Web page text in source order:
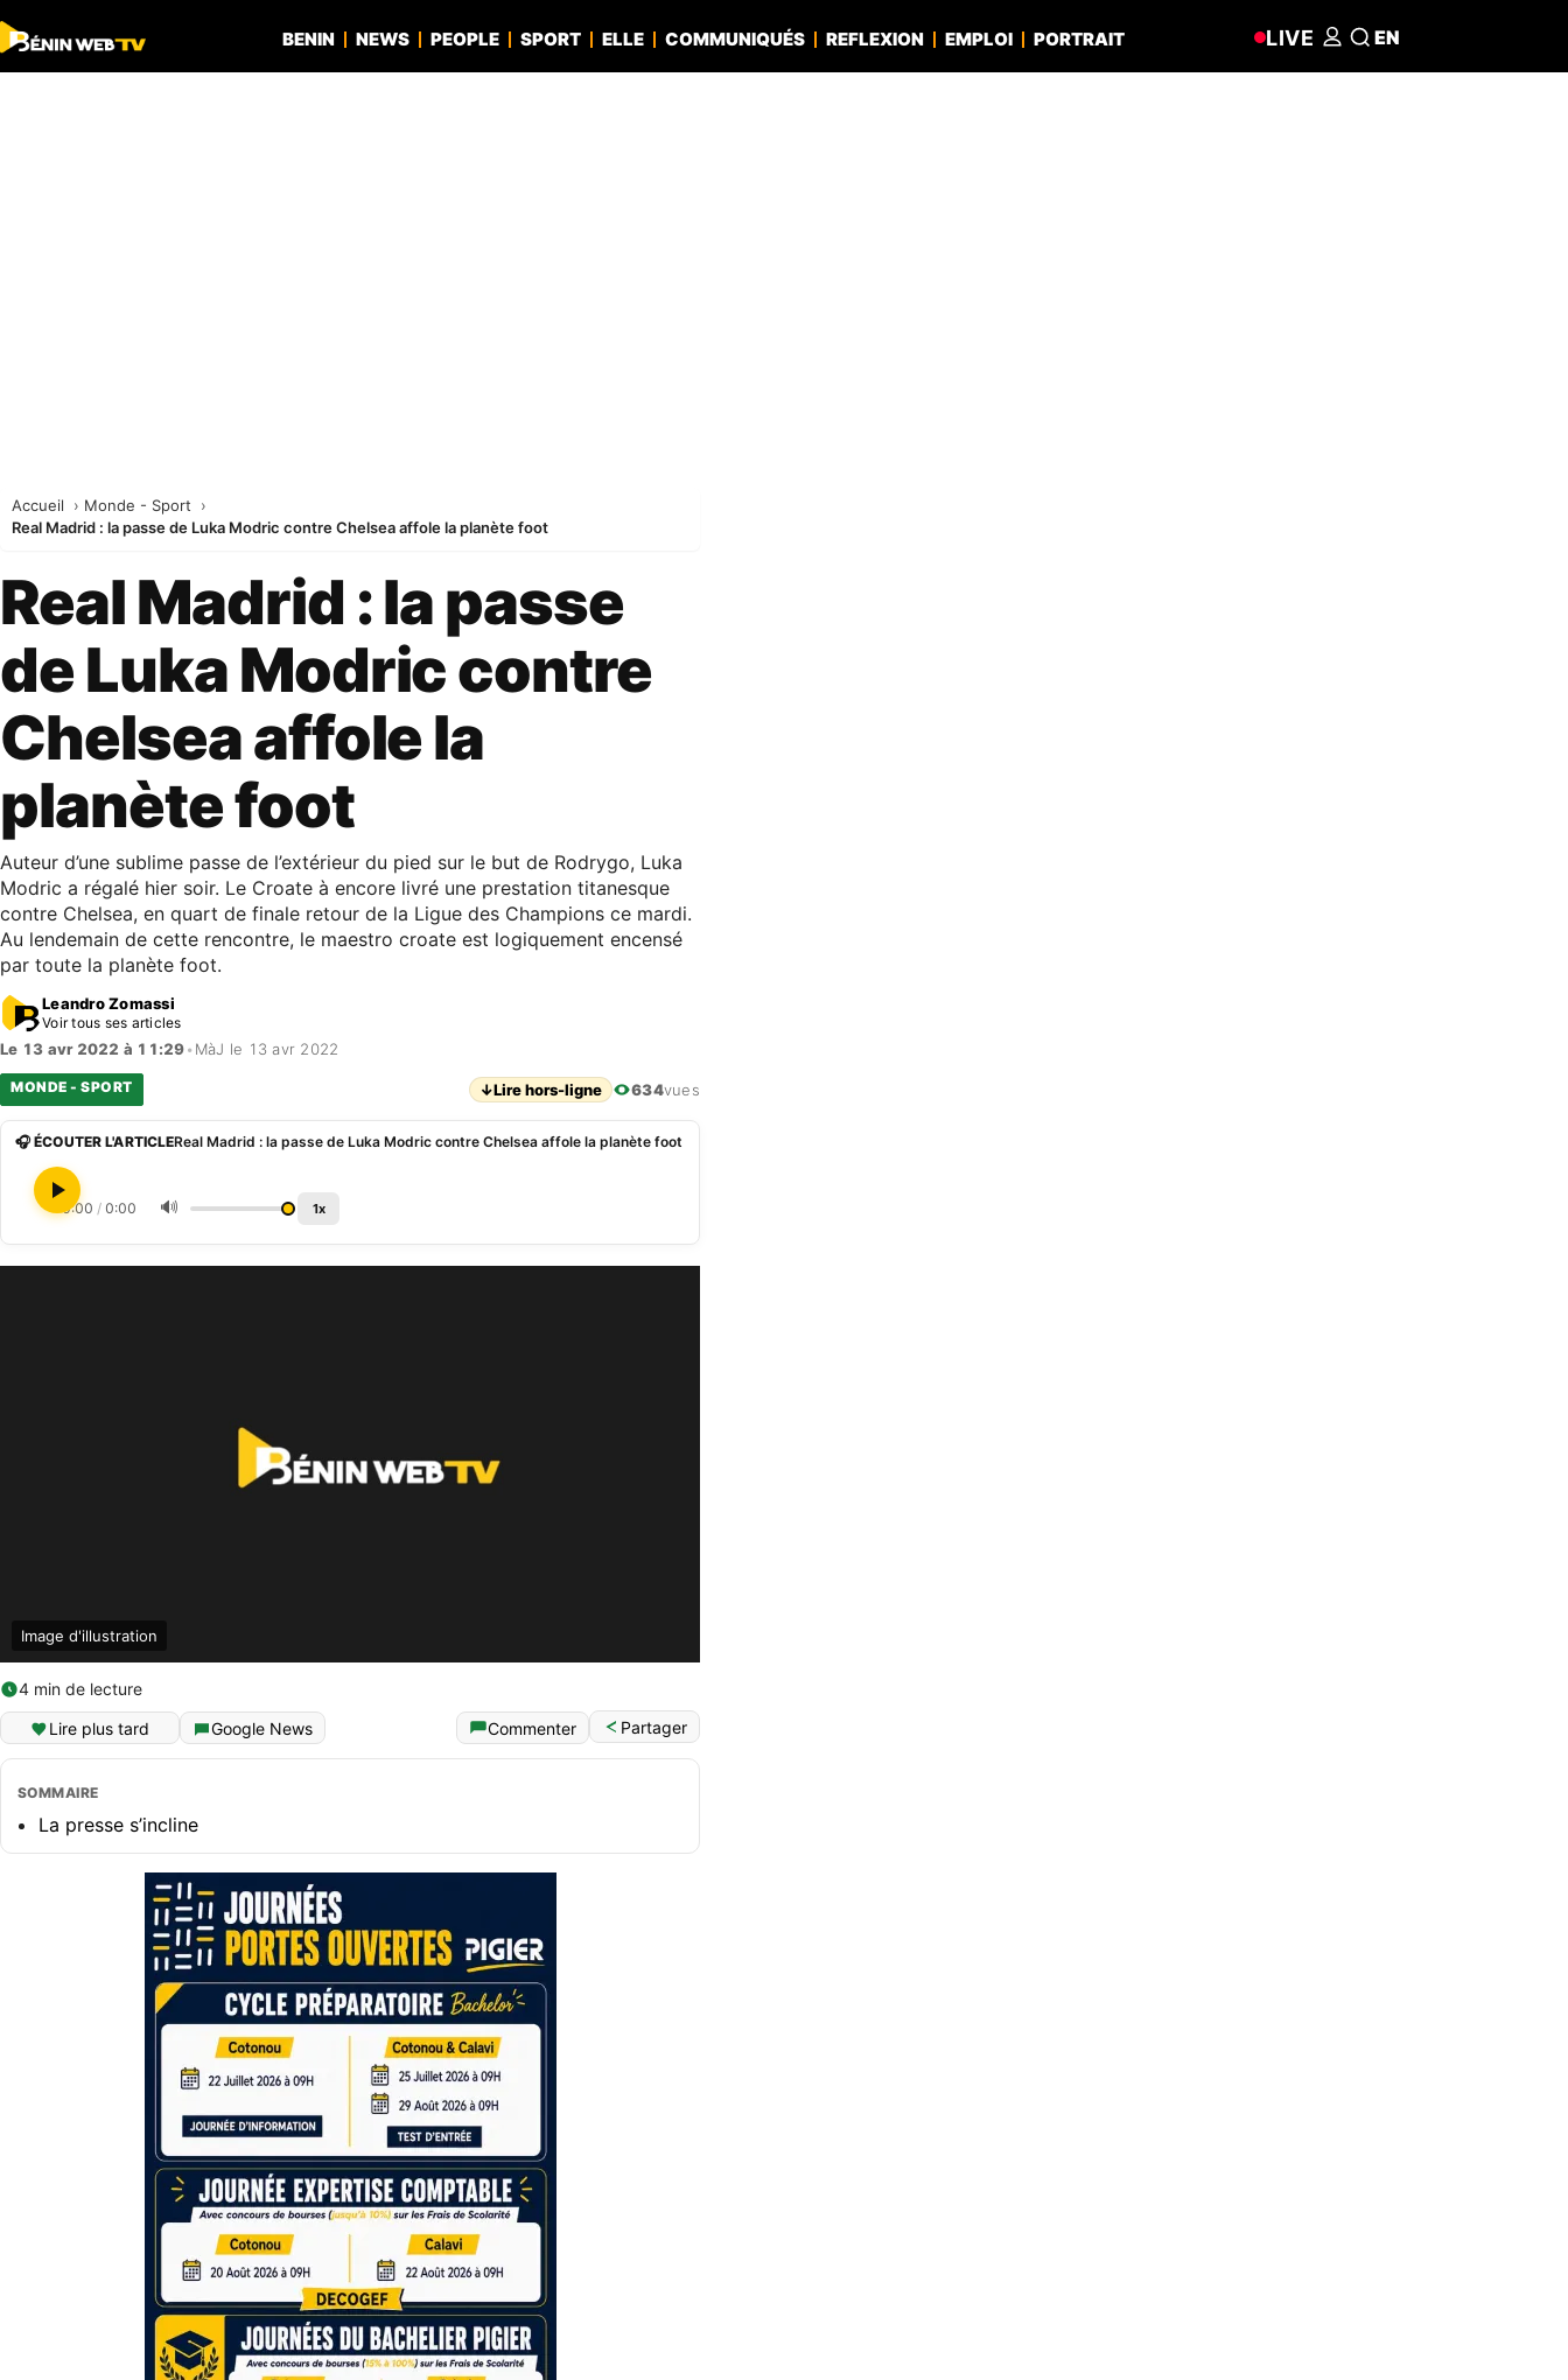
BENIN NEWS PEOPLE SPORT ELLE COMMUNIQUÉS REFLEXION EMPLOI PORTRAIT LIVE EN
Accueil
Monde - Sport
Real Madrid : la passe de Luka Modric contre Chelsea affole la planète foot
Real Madrid : la passe
de Luka Modric contre
Chelsea affole la
planète foot
Auteur d’une sublime passe de l’extérieur du pied sur le but de Rodrygo, Luka
Modric a régalé hier soir. Le Croate à encore livré une prestation titanesque
contre Chelsea, en quart de finale retour de la Ligue des Champions ce mardi.
Au lendemain de cette rencontre, le maestro croate est logiquement encensé
par toute la planète foot.
Leandro Zomassi
Voir tous ses articles
Le 13 avr 2022 à 11:29• MàJ le 13 avr 2022
MONDE - SPORT ↓Lire hors-ligne 634vues
🎧 ÉCOUTER L'ARTICLEReal Madrid : la passe de Luka Modric contre Chelsea affole la planète foot
0:00 / 0:00 🔊 1x
Image d'illustration
4 min de lecture
Lire plus tard
Google News Commenter Partager
SOMMAIRE
La presse s’incline